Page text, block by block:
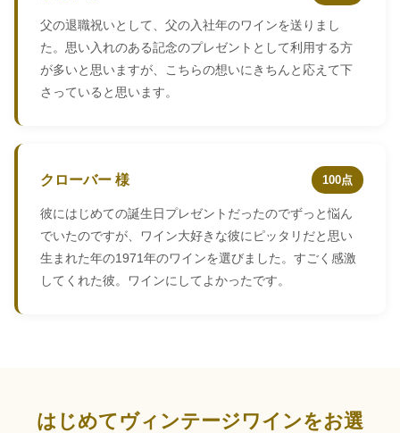
父の退職祝いとして、父の入社年のワインを送りまし
た。思い入れのある記念のプレゼントとして利用する方
が多いと思いますが、こちらの想いにきちんと応えて下
さっていると思います。
クローバー 様 100点
彼にはじめての誕生日プレゼントだったのでずっと悩ん
でいたのですが、ワイン大好きな彼にピッタリだと思い
生まれた年の1971年のワインを選びました。すごく感激
してくれた彼。ワインにしてよかったです。
はじめてヴィンテージワインをお選